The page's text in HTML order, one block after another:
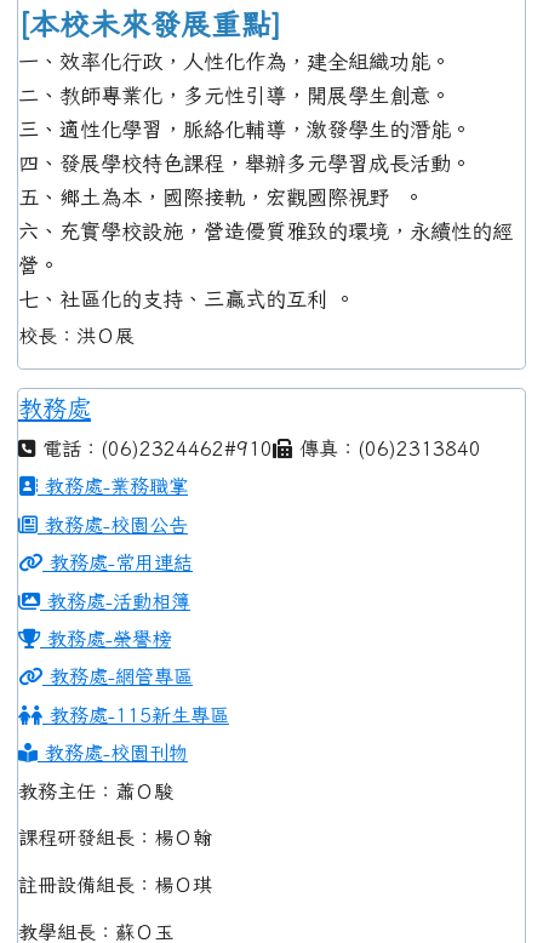
[本校未來發展重點]
一、效率化行政，人性化作為，建全組織功能。
二、教師專業化，多元性引導，開展學生創意。
三、適性化學習，脈絡化輔導，激發學生的潛能。
四、發展學校特色課程，舉辦多元學習成長活動。
五、鄉土為本，國際接軌，宏觀國際視野 。
六、充實學校設施，營造優質雅致的環境，永續性的經
營。
七、社區化的支持、三贏式的互利 。
校長：洪Ｏ展
教務處
電話：(06)2324462#910
傳真：(06)2313840
教務處-業務職掌
教務處-校園公告
教務處-常用連結
教務處-活動相簿
教務處-榮譽榜
教務處-網管專區
教務處-115新生專區
教務處-校園刊物
教務主任：蕭Ｏ駿
課程研發組長：楊Ｏ翰
註冊設備組長：楊Ｏ琪
教學組長：蘇Ｏ玉